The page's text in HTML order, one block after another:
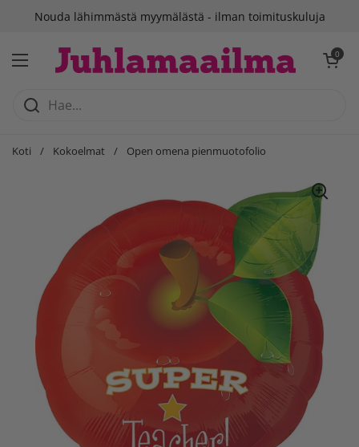
Siirry sisältöön
Nouda lähimmästä myymälästä - ilman toimituskuluja
Avaa valikko
Avaa 0
Koti / Kokoelmat / Open omena pienmuotofolio